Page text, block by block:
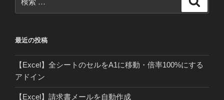
索:
最近の投稿
【Excel】全シートのセルをA1に移動・倍率100%にする
アドイン
【Excel】請求書メールを自動作成